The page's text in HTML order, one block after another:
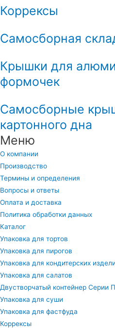
Коррексы
Самосборная
Крышки для
формочек
Самосборные
картонного дна
Меню
О компании
Производство
Термины и определения
Вопросы и ответы
Оплата и доставка
Политика обработки данных
Каталог
Упаковка для тортов
Упаковка для пирогов
Упаковка для кондитерских
Упаковка для салатов
Двустворчатый контейнер Серии П
Упаковка для суши
Упаковка для фастфуда
Коррексы